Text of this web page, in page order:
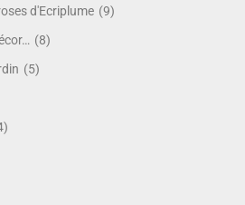
d'Ecriplume (9)
(8)
(5)